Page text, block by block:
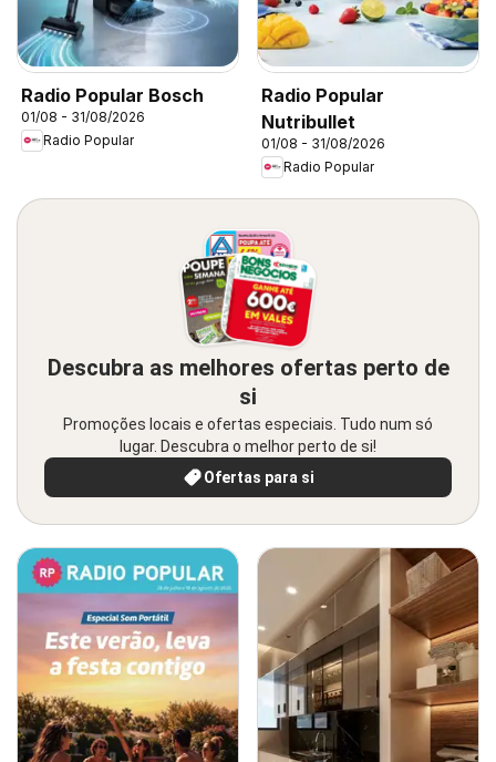
Radio Popular Bosch
01/08 - 31/08/2026
Radio Popular
Radio Popular
Nutribullet
01/08 - 31/08/2026
Radio Popular
Descubra as melhores ofertas perto de
si
Promoções locais e ofertas especiais. Tudo num só
lugar. Descubra o melhor perto de si!
Ofertas para si